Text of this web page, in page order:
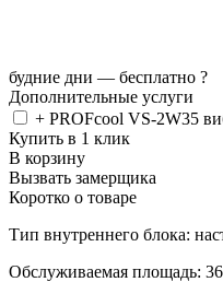
будние дни — бесплатно ?
Дополнительные услуги
+ PROFcool VS-2W35
Купить в 1 клик
В корзину
Вызвать замерщика
Коротко о товаре
Тип внутреннего блока:
Обслуживаемая площадь: 36